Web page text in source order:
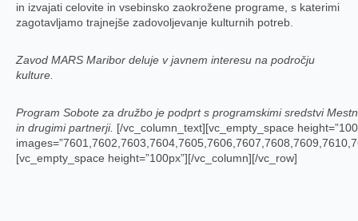
in izvajati celovite in vsebinsko zaokrožene programe, s katerimi
zagotavljamo trajnejše zadovoljevanje kulturnih potreb.
Zavod MARS Maribor deluje v javnem interesu na področju
kulture.
Program Sobote za družbo je podprt s programskimi sredstvi
in drugimi partnerji. [/vc_column_text][vc_empty_space
[vc_empty_space height=”100px”][/vc_column][/vc_row]